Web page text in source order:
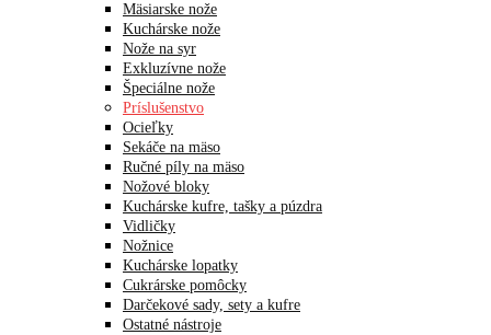
Mäsiarske nože
Kuchárske nože
Nože na syr
Exkluzívne nože
Špeciálne nože
Príslušenstvo
Ocieľky
Sekáče na mäso
Ručné píly na mäso
Nožové bloky
Kuchárske kufre, tašky a púzdra
Vidličky
Nožnice
Kuchárske lopatky
Cukrárske pomôcky
Darčekové sady, sety a kufre
Ostatné nástroje